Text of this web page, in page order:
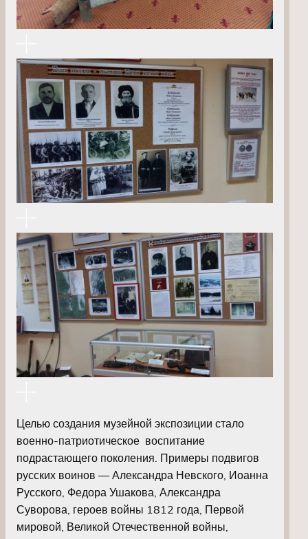
Целью создания музейной экспозиции стало
военно-патриотическое воспитание
подрастающего поколения. Примеры подвигов
русских воинов — Александра Невского, Иоанна
Русского, Федора Ушакова, Александра
Суворова, героев войны 1812 года, Первой
мировой, Великой Отечественной войны,